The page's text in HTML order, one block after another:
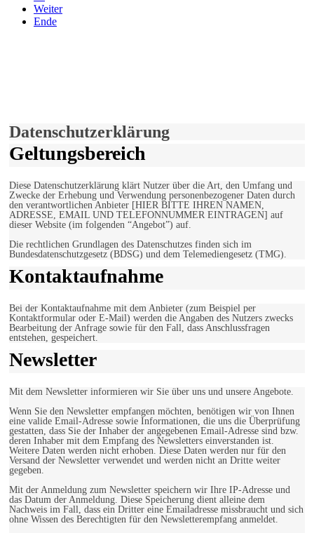
Weiter
Ende
Datenschutzerklärung
Geltungsbereich
Diese Datenschutzerklärung klärt Nutzer über die Art, den Umfang und
Zwecke der Erhebung und Verwendung personenbezogener Daten durch
den verantwortlichen Anbieter [HIER BITTE IHREN NAMEN,
ADRESSE, EMAIL UND TELEFONNUMMER EINTRAGEN] auf
dieser Website (im folgenden “Angebot”) auf.
Die rechtlichen Grundlagen des Datenschutzes finden sich im
Bundesdatenschutzgesetz (BDSG) und dem Telemediengesetz (TMG).
Kontaktaufnahme
Bei der Kontaktaufnahme mit dem Anbieter (zum Beispiel per
Kontaktformular oder E-Mail) werden die Angaben des Nutzers zwecks
Bearbeitung der Anfrage sowie für den Fall, dass Anschlussfragen
entstehen, gespeichert.
Newsletter
Mit dem Newsletter informieren wir Sie über uns und unsere Angebote.
Wenn Sie den Newsletter empfangen möchten, benötigen wir von Ihnen
eine valide Email-Adresse sowie Informationen, die uns die Überprüfung
gestatten, dass Sie der Inhaber der angegebenen Email-Adresse sind bzw.
deren Inhaber mit dem Empfang des Newsletters einverstanden ist.
Weitere Daten werden nicht erhoben. Diese Daten werden nur für den
Versand der Newsletter verwendet und werden nicht an Dritte weiter
gegeben.
Mit der Anmeldung zum Newsletter speichern wir Ihre IP-Adresse und
das Datum der Anmeldung. Diese Speicherung dient alleine dem
Nachweis im Fall, dass ein Dritter eine Emailadresse missbraucht und sich
ohne Wissen des Berechtigten für den Newsletterempfang anmeldet.